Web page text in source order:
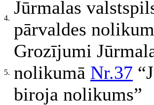
4.
Jūrmalas
pārvaldes
5.
Grozījumi
nolikumā Nr.37
biroja nolikums”